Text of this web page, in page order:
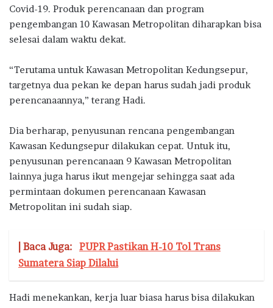
Covid-19. Produk perencanaan dan program
pengembangan 10 Kawasan Metropolitan diharapkan bisa
selesai dalam waktu dekat.
“Terutama untuk Kawasan Metropolitan Kedungsepur,
targetnya dua pekan ke depan harus sudah jadi produk
perencanaannya,” terang Hadi.
Dia berharap, penyusunan rencana pengembangan
Kawasan Kedungsepur dilakukan cepat. Untuk itu,
penyusunan perencanaan 9 Kawasan Metropolitan
lainnya juga harus ikut mengejar sehingga saat ada
permintaan dokumen perencanaan Kawasan
Metropolitan ini sudah siap.
| Baca Juga: PUPR Pastikan H-10 Tol Trans
Sumatera Siap Dilalui
Hadi menekankan, kerja luar biasa harus bisa dilakukan